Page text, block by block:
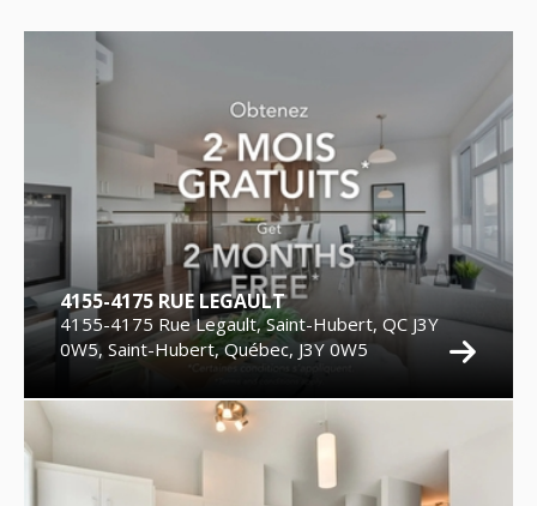
4155-4175 RUE LEGAULT
4155-4175 Rue Legault, Saint-Hubert, QC J3Y
0W5, Saint-Hubert, Québec, J3Y 0W5